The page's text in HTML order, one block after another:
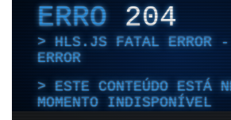
ERRO204
HLS.JS FATAL ERROR -
ERROR
ESTE CONTEÚDO ESTÁ
MOMENTO INDISPONÍVEL